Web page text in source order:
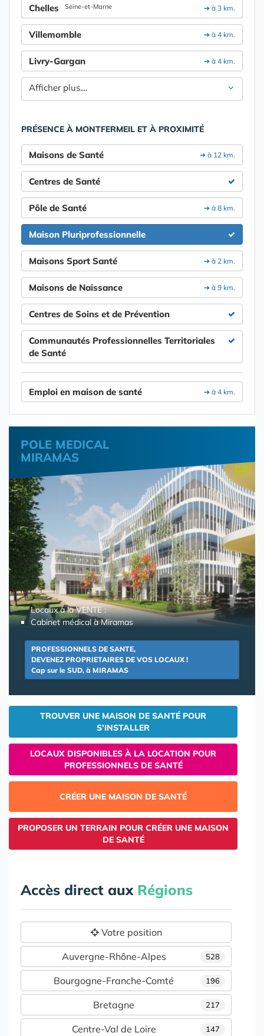
➔ à 3 km.
Chelles Seine-et-Marne
➔ à 4 km.
Villemomble
➔ à 4 km.
Livry-Gargan
Afficher plus....
PRÉSENCE À MONTFERMEIL ET À PROXIMITÉ
➔ à 12 km.
Maisons de Santé
Centres de Santé
➔ à 8 km.
Pôle de Santé
Maison Pluriprofessionnelle
➔ à 2 km.
Maisons Sport Santé
➔ à 9 km.
Maisons de Naissance
Centres de Soins et de Prévention
Communautés Professionnelles Territoriales
de Santé
➔ à 4 km.
Emploi en maison de santé
POLE MEDICAL
MIRAMAS
Locaux à la VENTE :
Cabinet médical à Miramas
PROFESSIONNELS DE SANTE,
DEVENEZ PROPRIETAIRES DE VOS LOCAUX !
Cap sur le SUD, à MIRAMAS
TROUVER UNE MAISON DE SANTÉ POUR
S'INSTALLER
LOCAUX DISPONIBLES À LA LOCATION POUR
PROFESSIONNELS DE SANTÉ
CRÉER UNE MAISON DE SANTÉ
PROPOSER UN TERRAIN POUR CRÉER UNE MAISON
DE SANTÉ
Accès direct aux Régions
Votre position
528
Auvergne-Rhône-Alpes
196
Bourgogne-Franche-Comté
217
Bretagne
147
Centre-Val de Loire